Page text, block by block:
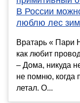
В России
люблю лес
Вратарь « Пари
как любит
– Дома, никуда
не помню, когда
летал. О...